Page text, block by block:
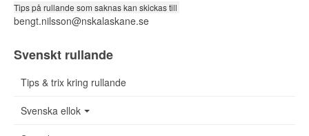
Tips på rullande som saknas kan skickas till
bengt.nilsson@nskalaskane.se
Svenskt rullande
Tips & trix kring rullande
Svenska ellok